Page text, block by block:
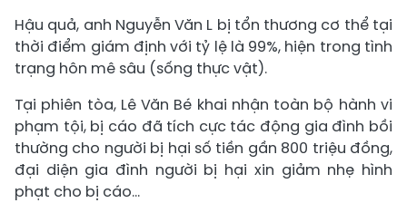
Hậu quả, anh Nguyễn Văn L bị tổn thương cơ thể tại
thời điểm giám định với tỷ lệ là 99%, hiện trong tình
trạng hôn mê sâu (sống thực vật).
Tại phiên tòa, Lê Văn Bé khai nhận toàn bộ hành vi
phạm tội, bị cáo đã tích cực tác động gia đình bồi
thường cho người bị hại số tiền gần 800 triệu đồng,
đại diện gia đình người bị hại xin giảm nhẹ hình
phạt cho bị cáo...